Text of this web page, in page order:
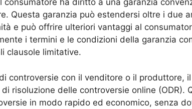
consumatore ha diritto a una garanzia
Questa garanzia può estendersi oltre i due
e può offrire ulteriori vantaggi al
i termini e le condizioni della garanzia
clausole limitative.
controversie con il venditore o il produttore,
risoluzione delle controversie online (ODR).
in modo rapido ed economico, senza